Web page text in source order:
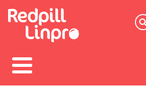
main